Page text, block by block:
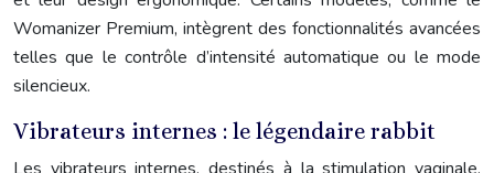
Womanizer Premium, intègrent des fonctionnalités avancées
telles que le contrôle d’intensité automatique ou le mode
silencieux.
Vibrateurs internes : le légendaire rabbit